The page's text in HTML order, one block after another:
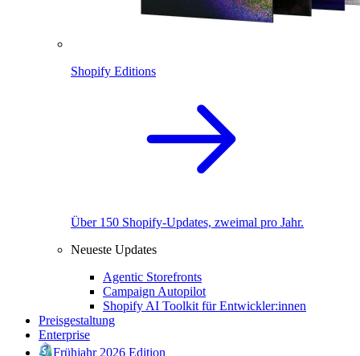
Shopify Editions
Über 150 Shopify-Updates, zweimal pro Jahr.
Neueste Updates
Agentic Storefronts
Campaign Autopilot
Shopify AI Toolkit für Entwickler:innen
Preisgestaltung
Enterprise
Frühjahr 2026 Edition